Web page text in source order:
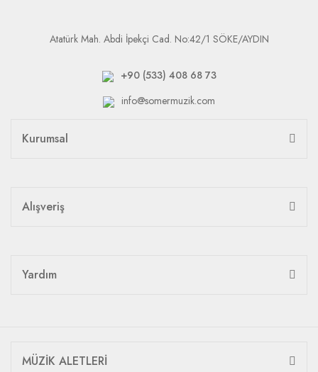
Atatürk Mah. Abdi İpekçi Cad. No:42/1 SÖKE/AYDIN
+90 (533) 408 68 73
info@somermuzik.com
Kurumsal
Alışveriş
Yardım
MÜZİK ALETLERİ